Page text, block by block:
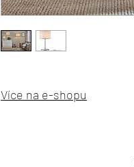
Více na e-shopu